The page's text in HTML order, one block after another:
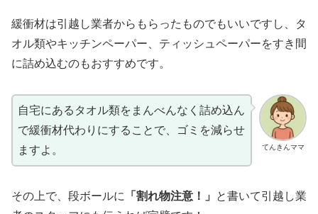
緩衝材は引越し業者からもらったものでもいいですし、タ
オル類やキッチンペーパー、ティッシュペーパーをすき間
に詰め込むのもおすすめです。
てんきんママ
自宅にあるタオル類をまんべんなく詰め込ん
で緩衝材代わりにすることで、ゴミを減らせ
ますよ。
その上で、段ボールに 「割れ物注意！」
と書いて引越し業